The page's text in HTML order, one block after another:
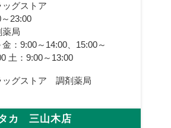
ッグストア
23:00
薬局
金：9:00～14:00、15:00～
土：9:00～13:00
ッグストア 調剤薬局
カ 三山木店